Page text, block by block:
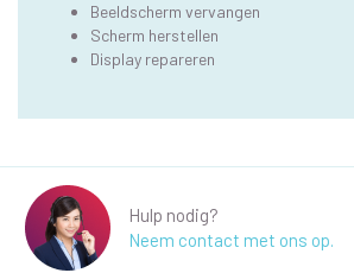
Beeldscherm vervangen
Scherm herstellen
Display repareren
Hulp nodig?
Neem contact met ons op.